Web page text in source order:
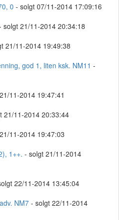
0 - solgt 07/11-2014 17:09:16
solgt 21/11-2014 20:34:18
21/11-2014 19:49:38
god 1, liten ksk. NM11 -
11-2014 19:47:41
21/11-2014 20:33:44
11-2014 19:47:03
1++. - solgt 21/11-2014
22/11-2014 13:45:04
NM7 - solgt 22/11-2014